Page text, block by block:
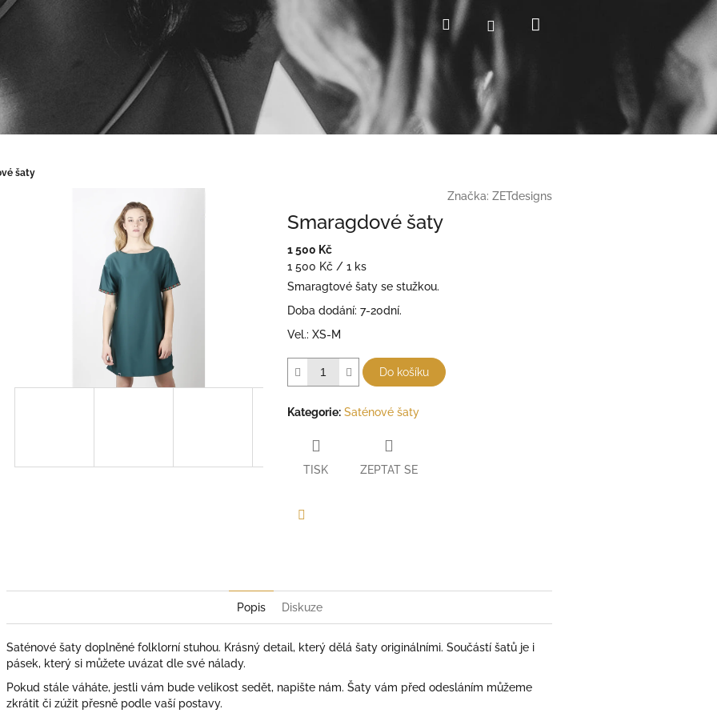
HledatPřihlášení
šaty
Značka: ZETdesigns
Smaragdové šaty
1 500 Kč
Měrná
cena:
1 500 Kč / 1 ks
Smaragtové šaty se stužkou.
Doba dodání: 7-20dní.
Vel.: XS-M
Do košíku
Kategorie: Saténové šaty
TISK ZEPTAT SE
Popis Diskuze
Saténové šaty doplněné folklorní stuhou. Krásný detail, který dělá šaty originálními. Součástí šatů je i
pásek, který si můžete uvázat dle své nálady.
Pokud stále váháte, jestli vám bude velikost sedět, napište nám. Šaty vám před odesláním můžeme
zkrátit či zúžit přesně podle vaší postavy.